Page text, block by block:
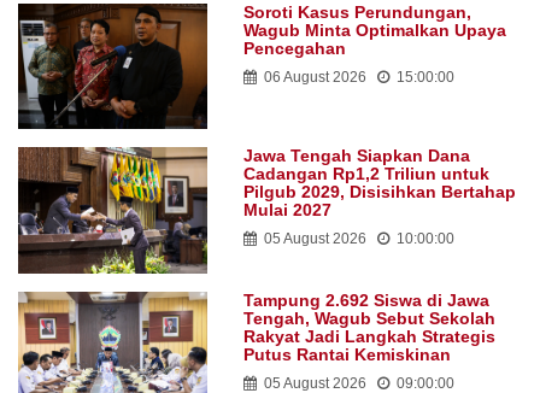
Soroti Kasus Perundungan,
Wagub Minta Optimalkan Upaya
Pencegahan
06 August 2026 15:00:00
Jawa Tengah Siapkan Dana
Cadangan Rp1,2 Triliun untuk
Pilgub 2029, Disisihkan Bertahap
Mulai 2027
05 August 2026 10:00:00
Tampung 2.692 Siswa di Jawa
Tengah, Wagub Sebut Sekolah
Rakyat Jadi Langkah Strategis
Putus Rantai Kemiskinan
05 August 2026 09:00:00